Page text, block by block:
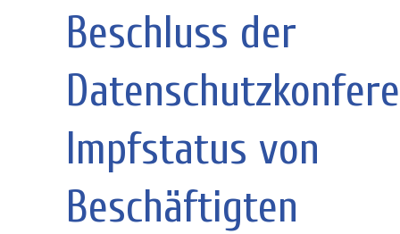
Beschluss der
Impfstatus von
Beschäftigten